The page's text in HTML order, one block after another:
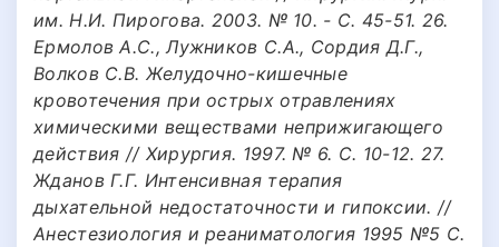
им. Н.И. Пирогова. 2003. № 10. - С. 45-51. 26.
Ермолов А.С., Лужников С.А., Сордия Д.Г.,
Волков С.В. Желудочно-кишечные
кровотечения при острых отравлениях
химическими веществами неприжигающего
действия // Хирургия. 1997. № 6. С. 10-12. 27.
Жданов Г.Г. Интенсивная терапия
дыхательной недостаточности и гипоксии. //
Анестезиология и реаниматология 1995 №5 С.